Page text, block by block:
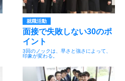
就職活動
面接で失敗しない30のポ
イント
3回のノックは、早さと強さによって、
印象が変わる。